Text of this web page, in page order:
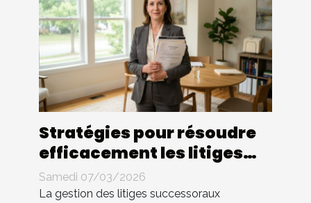
Stratégies pour résoudre
efficacement les litiges
successoraux
Samedi 07/03/2026
La gestion des litiges successoraux